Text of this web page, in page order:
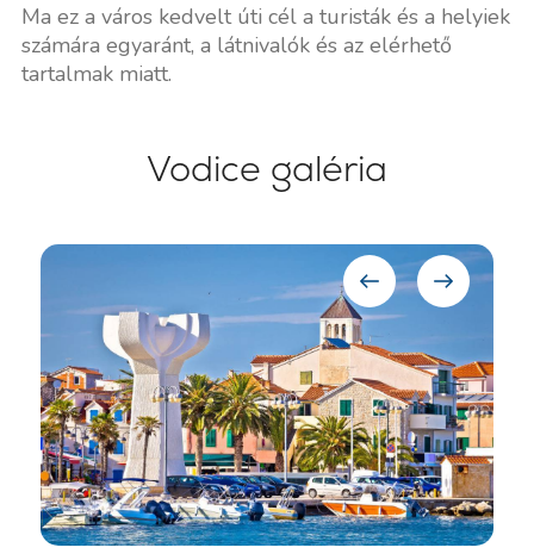
Ma ez a város kedvelt úti cél a turisták és a helyiek
számára egyaránt, a látnivalók és az elérhető
tartalmak miatt.
Vodice galéria